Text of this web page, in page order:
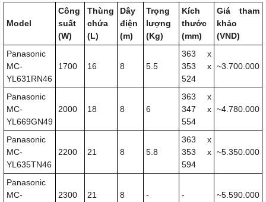
Model
Công
suất
(W)
Thùng
chứa
(L)
Dây
điện
(m)
Trọng
lượng
(Kg)
Kích
thước
(mm)
Giá tham
khảo
(VND)
Panasonic
MC-
YL631RN46
1700 16 8 5.5
363 x
353 x
524
~3.700.000
Panasonic
MC-
YL669GN49
2000 18 8 6
363 x
347 x
554
~4.780.000
Panasonic
MC-
YL635TN46
2200 21 8 5.8
363 x
353 x
594
~5.350.000
Panasonic
MC-
2300 21 8 - - ~5.590.000